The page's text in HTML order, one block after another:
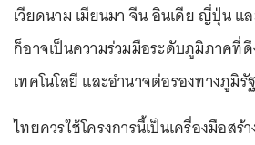
เวียดนาม เมียนมา จีน อินเดีย ญี่ปุ่น แ
ก็อาจเป็นความร่วมมือระดับภูมิภาคที่
เทคโนโลยี และอำนาจต่อรองทางภูมิ
ไทยควรใช้โครงการนี้เป็นเครื่องมือสร้